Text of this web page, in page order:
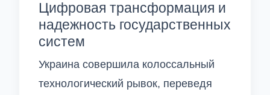
Цифровая трансформация и
надежность государственных
систем
Украина совершила колоссальный
технологический рывок, переведя